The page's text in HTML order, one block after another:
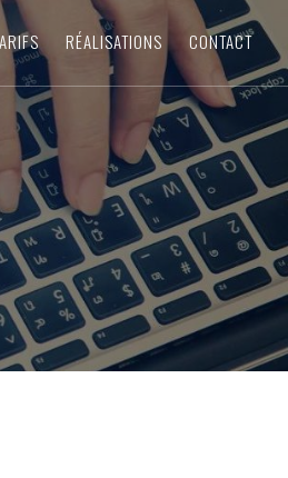
RÉALISATIONS CONTACT